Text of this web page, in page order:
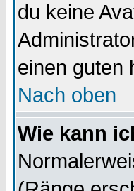
du keine
einen guten
Nach oben
Wie kann